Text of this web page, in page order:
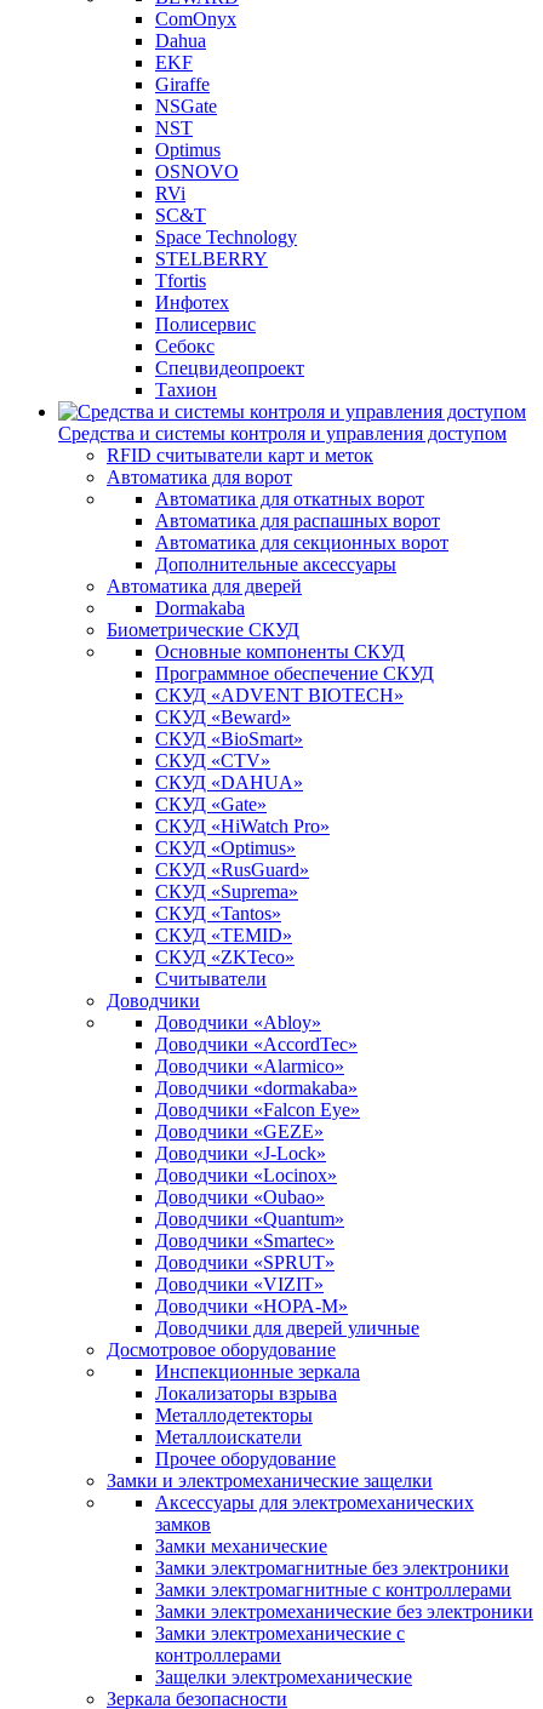
ComOnyx
Dahua
EKF
Giraffe
NSGate
NST
Optimus
OSNOVO
RVi
SC&T
Space Technology
STELBERRY
Tfortis
Инфотех
Полисервис
Себокс
Спецвидеопроект
Тахион
Средства и системы контроля и управления доступом
RFID считыватели карт и меток
Автоматика для ворот
Автоматика для откатных ворот
Автоматика для распашных ворот
Автоматика для секционных ворот
Дополнительные аксессуары
Автоматика для дверей
Dormakaba
Биометрические СКУД
Основные компоненты СКУД
Программное обеспечение СКУД
СКУД «ADVENT BIOTECH»
СКУД «Beward»
СКУД «BioSmart»
СКУД «CTV»
СКУД «DAHUA»
СКУД «Gate»
СКУД «HiWatch Pro»
СКУД «Optimus»
СКУД «RusGuard»
СКУД «Suprema»
СКУД «Tantos»
СКУД «TEMID»
СКУД «ZKTeco»
Считыватели
Доводчики
Доводчики «Abloy»
Доводчики «AccordTec»
Доводчики «Alarmico»
Доводчики «dormakaba»
Доводчики «Falcon Eye»
Доводчики «GEZE»
Доводчики «J-Lock»
Доводчики «Locinox»
Доводчики «Oubao»
Доводчики «Quantum»
Доводчики «Smartec»
Доводчики «SPRUT»
Доводчики «VIZIT»
Доводчики «НОРА-М»
Доводчики для дверей уличные
Досмотровое оборудование
Инспекционные зеркала
Локализаторы взрыва
Металлодетекторы
Металлоискатели
Прочее оборудование
Замки и электромеханические защелки
Аксессуары для электромеханических
замков
Замки механические
Замки электромагнитные без электроники
Замки электромагнитные с контроллерами
Замки электромеханические без электроники
Замки электромеханические с
контроллерами
Защелки электромеханические
Зеркала безопасности